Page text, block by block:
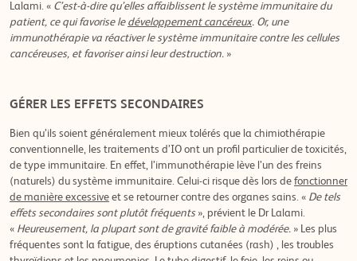
Lalami. « C’est-à-dire qu’elles affaiblissent le système immunitaire du
patient, ce qui favorise le développement cancéreux. Or, une
immunothérapie va réactiver le système immunitaire contre les cellules
cancéreuses, et favoriser ainsi leur destruction. »
GÉRER LES EFFETS SECONDAIRES
Bien qu’ils soient généralement mieux tolérés que la chimiothérapie
conventionnelle, les traitements d’IO ont un profil particulier de toxicités,
de type immunitaire. En effet, l’immunothérapie lève l’un des freins
(naturels) du système immunitaire. Celui-ci risque dès lors de fonctionner
de manière excessive et se retourner contre des organes sains. « De tels
effets secondaires sont plutôt fréquents», prévient le Dr Lalami.
« Heureusement, la plupart sont de gravité faible à modérée. » Les plus
fréquentes sont la fatigue, des éruptions cutanées (rash) , les troubles